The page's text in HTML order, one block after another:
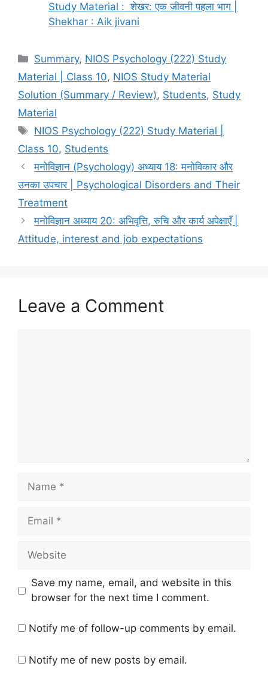
Study Material : शेखर: एक जीवनी पहला भाग |
Shekhar : Aik jivani
Summary, NIOS Psychology (222) Study
Material | Class 10, NIOS Study Material
Solution (Summary / Review), Students, Study
Material
NIOS Psychology (222) Study Material |
Class 10, Students
मनोविज्ञान (Psychology) अध्याय 18: मनोविकार और
उनका उपचार | Psychological Disorders and Their
Treatment
मनोविज्ञान अध्याय 20: अभिवृत्ति, रुचि और कार्य अपेक्षाएँ |
Attitude, interest and job expectations
Leave a Comment
Save my name, email, and website in this
browser for the next time I comment.
Notify me of follow-up comments by email.
Notify me of new posts by email.